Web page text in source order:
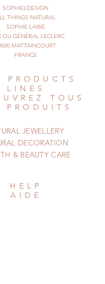
when you wear it !
Natural
2018. All rights reserved
SOPHIELDESIGN
THINGS NATURAL
SOPHIE LAIBE
DU GÉNÉRAL LECLERC
MATTAINCOURT
FRANCE
PRODUCTS
LINES
TOUS
PRODUITS
JEWELLERY
DECORATION
& BEAUTY CARE
HELP
AIDE